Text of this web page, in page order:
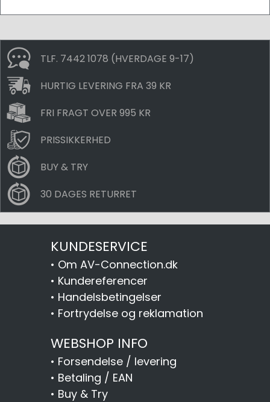
TLF. 7442 1078 (HVERDAGE 9-17)
HURTIG LEVERING FRA 39 KR
FRI FRAGT OVER 995 KR
PRISSIKKERHED
BUY & TRY
30 DAGES RETURRET
KUNDESERVICE
• Om AV-Connection.dk
• Kundereferencer
• Handelsbetingelser
• Fortrydelse og reklamation
WEBSHOP INFO
• Forsendelse / levering
• Betaling / EAN
• Buy & Try